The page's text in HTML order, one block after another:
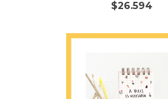
$26.594